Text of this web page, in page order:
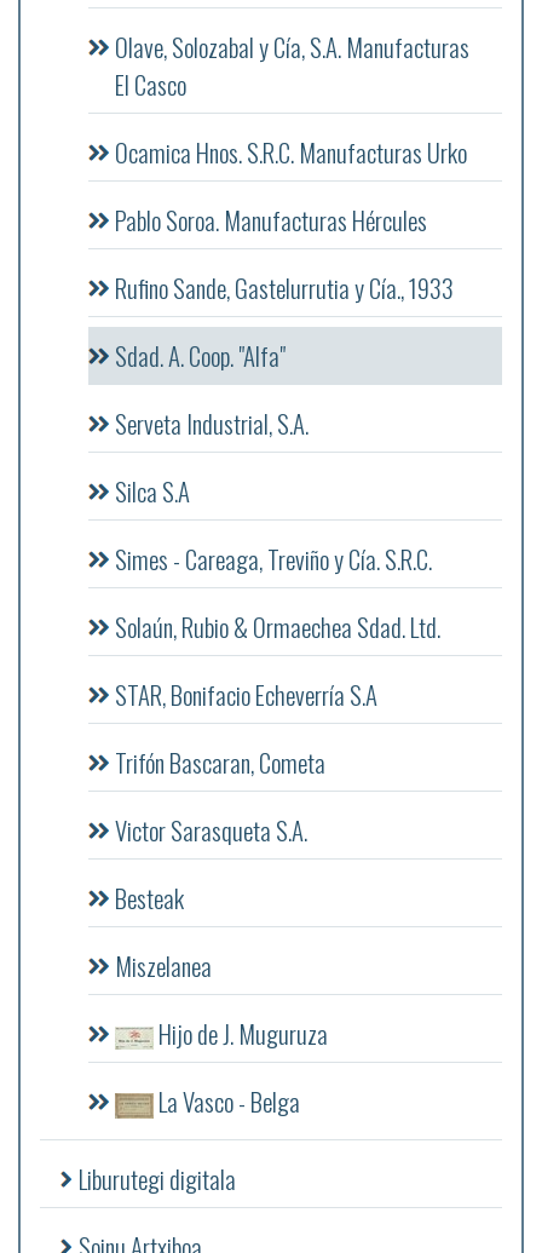
Olave, Solozabal y Cía, S.A. Manufacturas
El Casco
Ocamica Hnos. S.R.C. Manufacturas Urko
Pablo Soroa. Manufacturas Hércules
Rufino Sande, Gastelurrutia y Cía., 1933
Sdad. A. Coop. "Alfa"
Serveta Industrial, S.A.
Silca S.A
Simes - Careaga, Treviño y Cía. S.R.C.
Solaún, Rubio & Ormaechea Sdad. Ltd.
STAR, Bonifacio Echeverría S.A
Trifón Bascaran, Cometa
Victor Sarasqueta S.A.
Besteak
Miszelanea
Hijo de J. Muguruza
La Vasco - Belga
Liburutegi digitala